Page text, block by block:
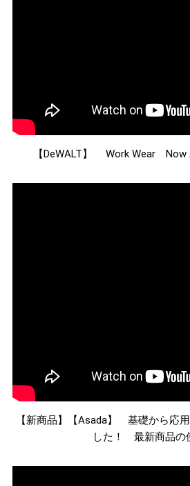
【DeWALT】 Work Wear Now
【新商品】【Asada】 基礎から応
した！ 最新商品の